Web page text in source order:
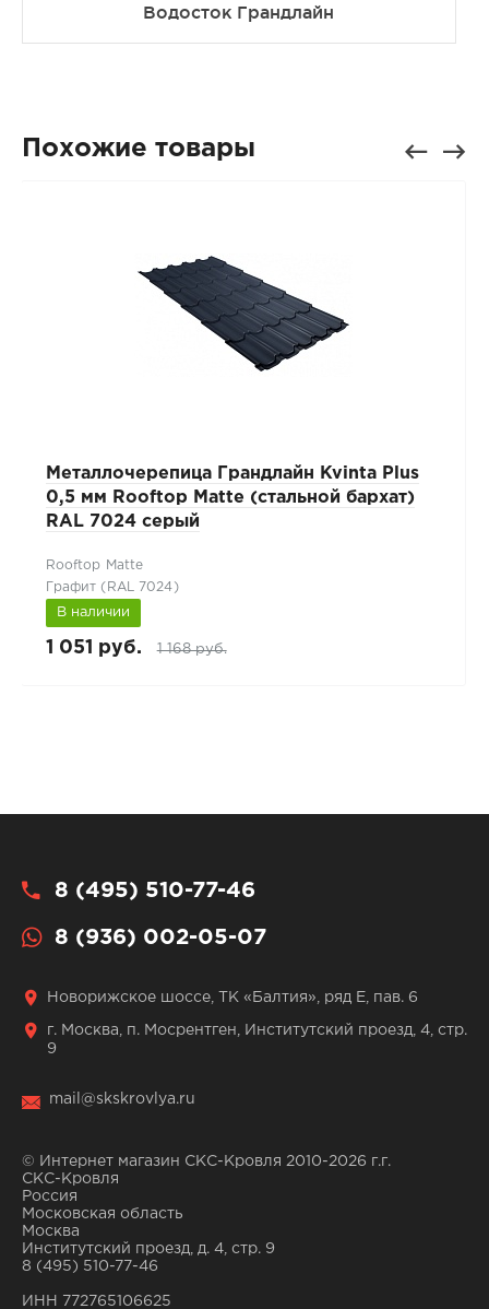
Водосток Грандлайн
Похожие товары
Металлочерепица Грандлайн Kvinta Plus
0,5 мм Rooftop Matte (стальной бархат)
RAL 7024 серый
Rooftop Matte
Графит (RAL 7024)
В наличии
1 051 руб. 1 168 руб.
8 (495) 510-77-46
8 (936) 002-05-07
Новорижское шоссе, ТК «Балтия», ряд Е, пав. 6
г. Москва, п. Мосрентген, Институтский проезд, 4, стр.
9
mail@skskrovlya.ru
© Интернет магазин СКС-Кровля 2010-2026 г.г.
СКС-Кровля
Россия
Московская область
Москва
Институтский проезд, д. 4, стр. 9
8 (495) 510-77-46
ИНН 772765106625